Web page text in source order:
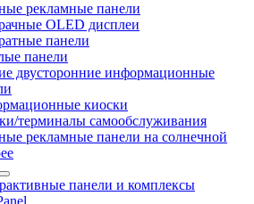
рекламные панели
OLED дисплеи
панели
панели
двусторонние информационные
киоски
терминалы самообслуживания
рекламные панели на солнечной
панели и комплексы